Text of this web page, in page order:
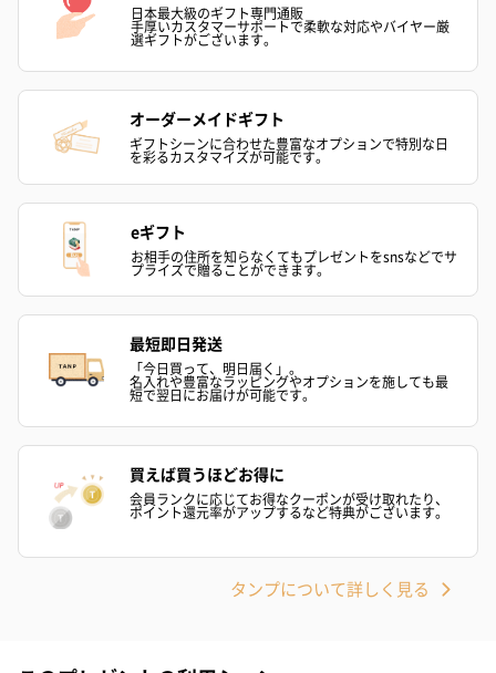
日本最大級のギフト専門通販
手厚いカスタマーサポートで柔軟な対応やバイヤー厳
選ギフトがございます。
オーダーメイドギフト
ギフトシーンに合わせた豊富なオプションで特別な日
を彩るカスタマイズが可能です。
eギフト
お相手の住所を知らなくてもプレゼントをsnsなどでサ
プライズで贈ることができます。
最短即日発送
「今日買って、明日届く」。
名入れや豊富なラッピングやオプションを施しても最
短で翌日にお届けが可能です。
買えば買うほどお得に
会員ランクに応じてお得なクーポンが受け取れたり、
ポイント還元率がアップするなど特典がございます。
タンプについて詳しく見る